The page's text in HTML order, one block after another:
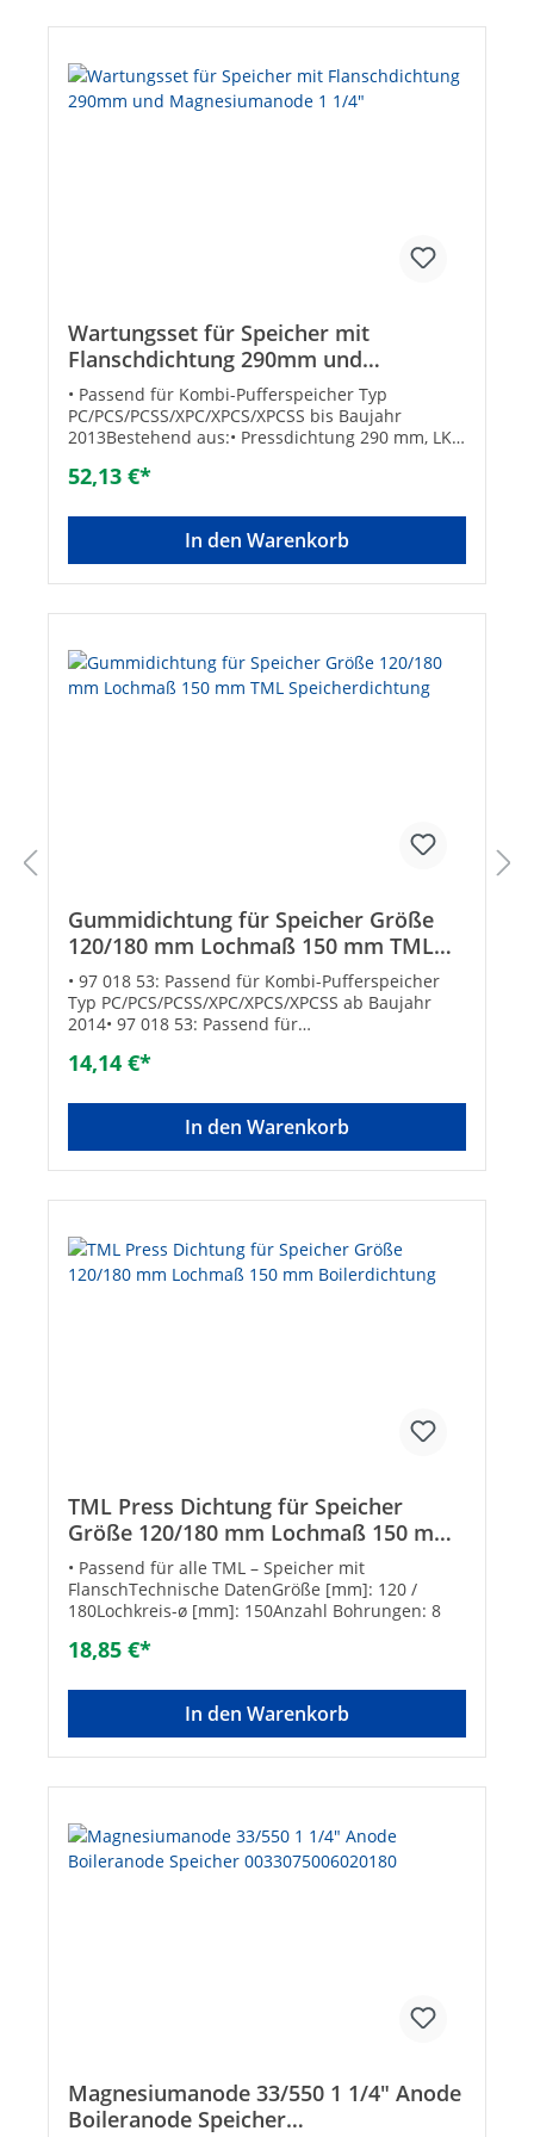
Wartungsset für Speicher mit
Flanschdichtung 290mm und
Magnesiumanode 1 1/4"
• Passend für Kombi-Pufferspeicher Typ
PC/PCS/PCSS/XPC/XPCS/XPCSS bis Baujahr
2013Bestehend aus:• Pressdichtung 290 mm, LK
33 mmTechnische Datenpassend für Marke:
52,13 €*
In den Warenkorb
Gummidichtung für Speicher Größe
120/180 mm Lochmaß 150 mm TML
Speicherdichtung
• 97 018 53: Passend für Kombi-Pufferspeicher
Typ PC/PCS/PCSS/XPC/XPCS/XPCSS ab Baujahr
2014• 97 018 53: Passend für
ELV/ELX/ATV/ATX/SFV/SFI/DSFV/DSFI/WPV bis 1000
Typ PC/PCS/PCSS/XPC/XPCS/XPCSS bis Baujahr
2013Technische DatenGröße [mm]: 120 /
180Lochkreis-ø [mm]: 150Anzahl Bohrungen: 8
14,14 €*
In den Warenkorb
TML Press Dichtung für Speicher
Größe 120/180 mm Lochmaß 150 mm
Boilerdichtung
• Passend für alle TML – Speicher mit
FlanschTechnische DatenGröße [mm]: 120 /
180Lochkreis-ø [mm]: 150Anzahl Bohrungen: 8
18,85 €*
In den Warenkorb
Magnesiumanode 33/550 1 1/4" Anode
Boileranode Speicher